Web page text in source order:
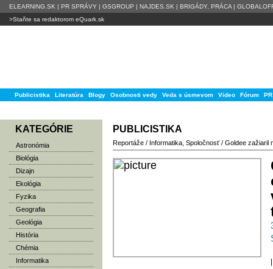
ELEARNING.SK | PR SPRÁVY | GSGROUP | NAJDES.SK | BRIGÁDY, PRÁCA |
>Staňte sa redaktorom eQuark.sk
Publicistika Literatúra Blogy Osobnosti vedy Veda s úsmevom Video Fórum
KATEGÓRIE
Astronómia
Biológia
Dizajn
Ekológia
Fyzika
Geografia
Geológia
História
Chémia
Informatika
PUBLICISTIKA
Reportáže / Informatika Spoločnosť/ Goldee zažiaril